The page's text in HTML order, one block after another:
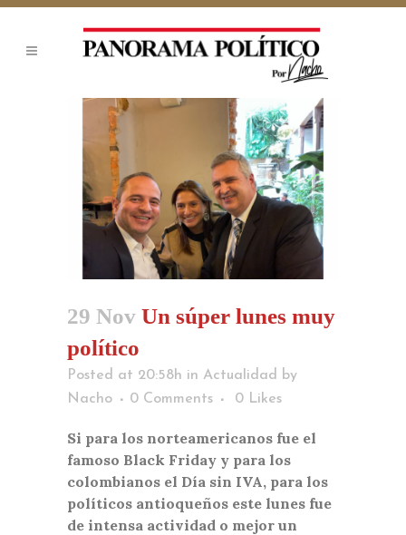
29 Nov Un súper lunes muy
político
Posted at 20:58h in Actualidad
by
Nacho
0 Comments 0 Likes
Si para los norteamericanos fue el
famoso Black Friday y para los
colombianos el Día sin IVA, para los
políticos antioqueños este lunes fue
de intensa actividad o mejor un